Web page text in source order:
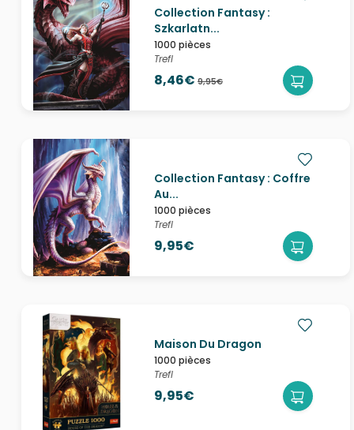
Collection Fantasy :
Szkarlatn...
1000 pièces
Trefl
8,46€ 9,95€
Collection Fantasy : Coffre
Au...
1000 pièces
Trefl
9,95€
Maison Du Dragon
1000 pièces
Trefl
9,95€